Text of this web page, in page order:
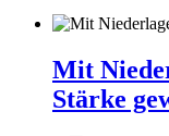
Mit
Stärke